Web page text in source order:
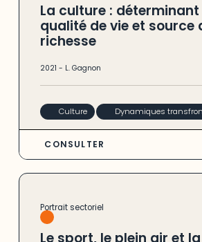
La culture : déterminant
qualité de vie et source
richesse
2021- L. Gagnon
Culture Dynamiques
CONSULTER
Portrait sectoriel